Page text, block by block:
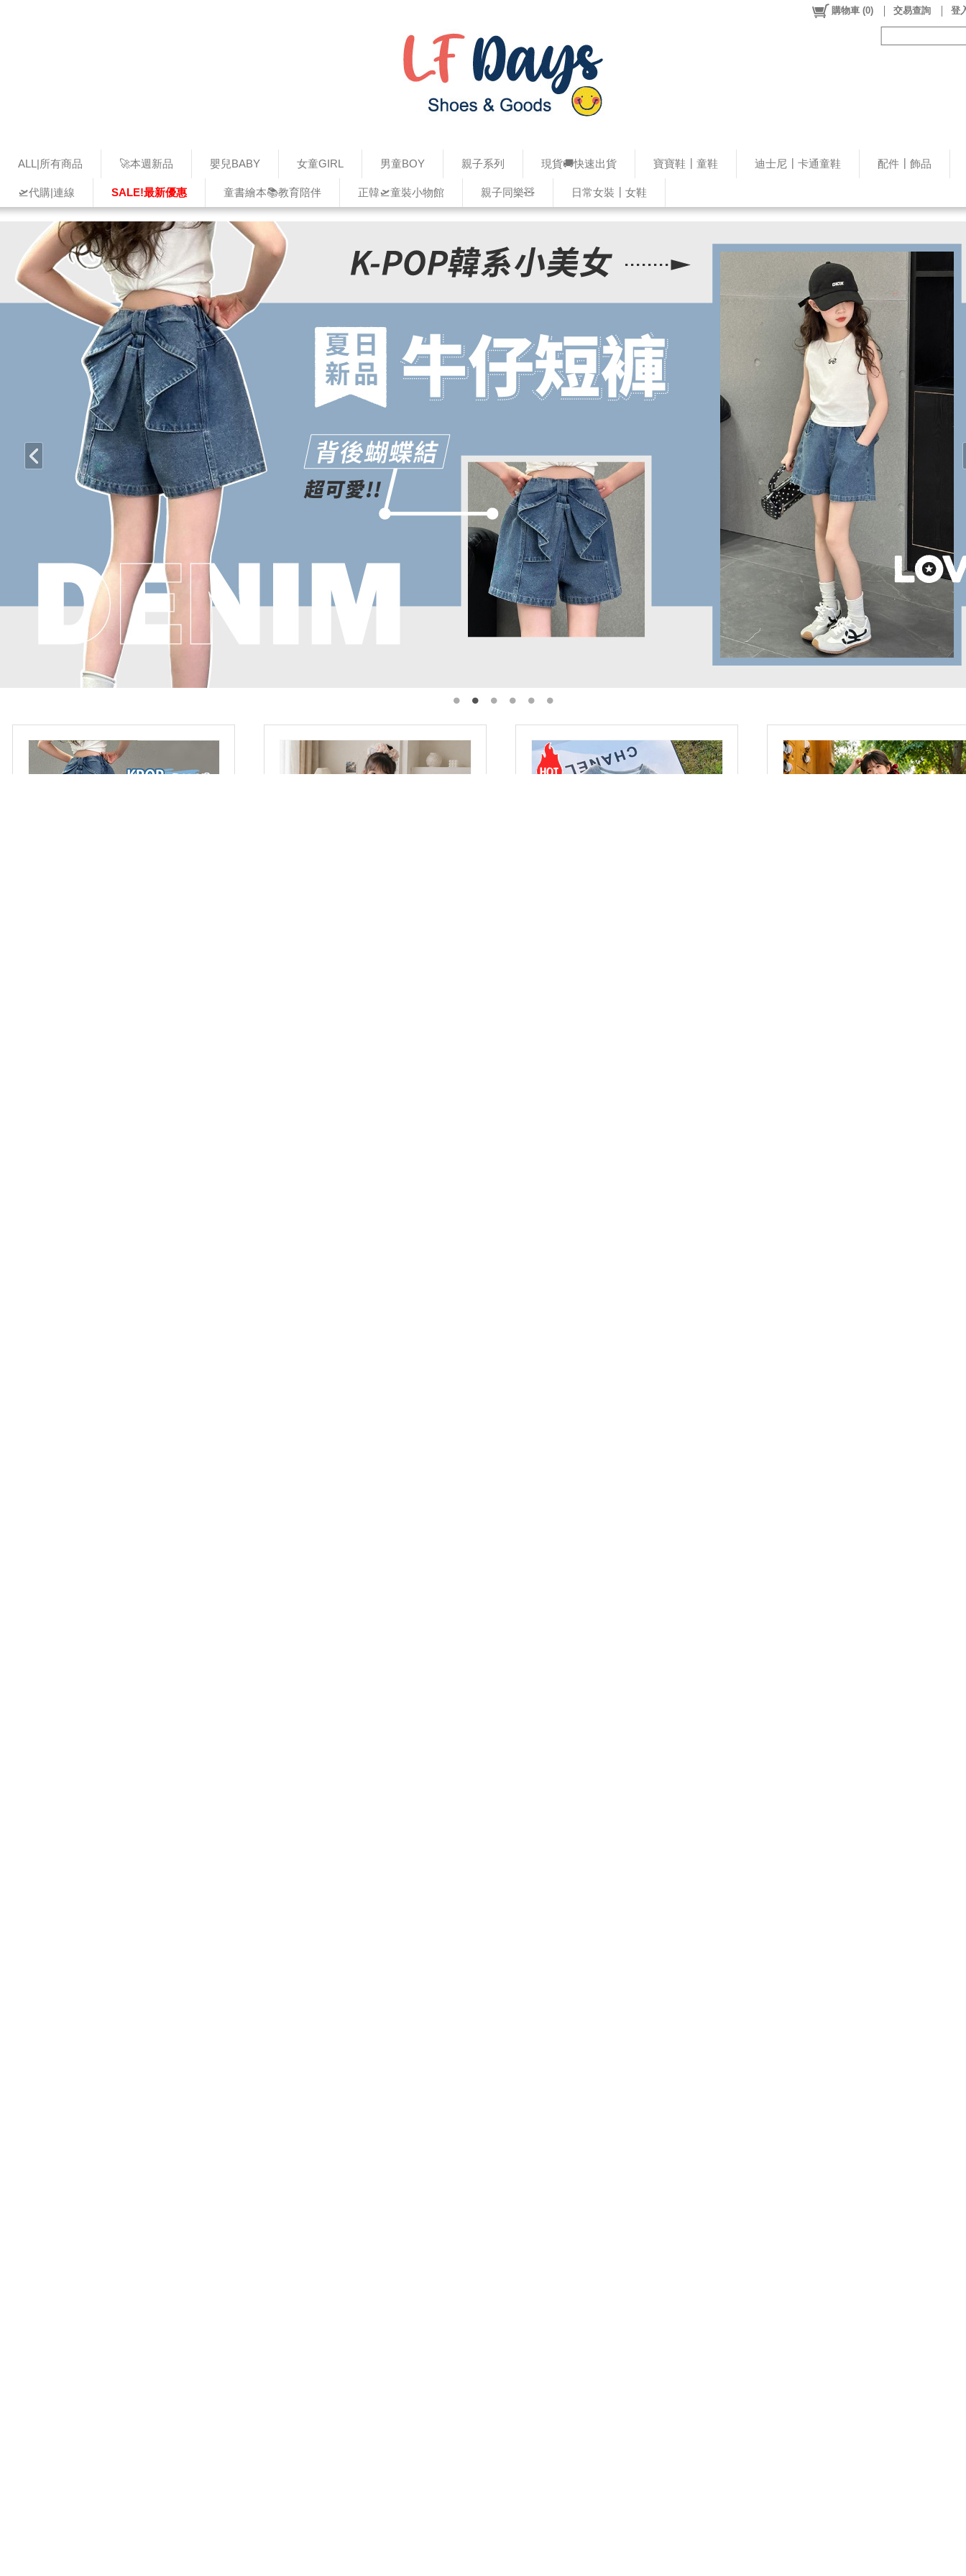
ALL|所有商品 🚀本週新品 嬰兒BABY 女童GIRL 男童BOY 親子系列 現貨🚚快速出貨 寶寶鞋┃童鞋 迪士尼┃卡通童鞋 配件┃飾品
🛫代購|連線 SALE!最新優惠 童書繪本📚教育陪伴 正韓🛫童裝小物館 親子同樂🧸 日常女裝┃女鞋
購物車 (0) 交易查詢 登